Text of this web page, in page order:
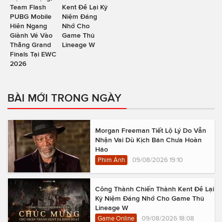
Team Flash
PUBG Mobile
Hiên Ngang
Giành Vé Vào
Thẳng Grand
Finals Tại EWC
2026
Kent Để Lại Kỷ
Niệm Đáng
Nhớ Cho
Game Thủ
Lineage W
BÀI MỚI TRONG NGÀY
Morgan Freeman Tiết Lộ Lý Do Vẫn
Nhận Vai Dù Kịch Bản Chưa Hoàn
Hảo
Phim Ảnh 09/08/2026 19:10
Công Thành Chiến Thành Kent Để Lại
Kỷ Niệm Đáng Nhớ Cho Game Thủ
Lineage W
Game Online 09/08/2026 18:08